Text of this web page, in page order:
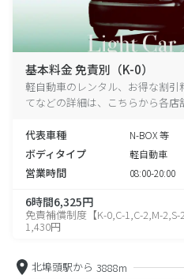
基本料金 免責別（K-0）
軽自動車のレンタル、お得な割
てなどの詳細は、こちらから各店
代表車種 N-BOX 等
ボディタイプ 軽自動車
営業時間 08:00-20:00
6時間6,325円
免責補償制度【K-0,C-1,C-2,M-2,S-2
1,430円
北埠頭駅から 3888m